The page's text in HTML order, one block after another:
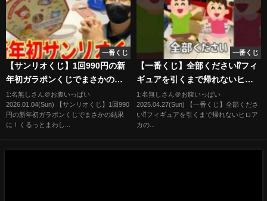
一番くじ
【サンリオくじ】1回990円の新
年初ガラポンくじでまさかの結
果に！くるっとまわしてさんり
おきゃらくたぁずチャレンジに
挑戦!!【Sanrio/当りくじ/一番く
1:名無しさん＠お腹いっぱい
2026.01.04(Sun) 【サンリオくじ】1回990
円の新年初ガラポンくじでまさかの結果
に！くるっとまわし...
一番くじ
【一番くじ】全部ください⁉︎フィ
ギュアを引くまで帰れないヒロ
アカの一番くじ #一番くじ #ヒ
ロアカ #僕のヒーローアカデミア
1:名無しさん＠お腹いっぱい
2025.04.27(Sun) 【一番くじ】全部くださ
い⁉︎フィギュアを引くまで帰れないヒロア
カの...